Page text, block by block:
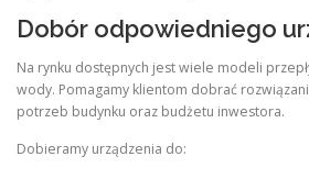
Dobór odpowiedniego
Na rynku dostępnych jest wiele modeli
wody. Pomagamy klientom dobrać
potrzeb budynku oraz budżetu inwestora.
Dobieramy urządzenia do: